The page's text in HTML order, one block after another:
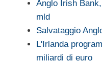
Anglo Irish
mld
Salvataggio
L'Irlanda
miliardi di euro